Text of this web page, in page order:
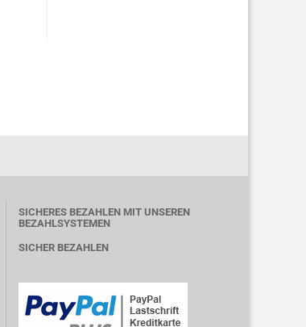
SICHERES BEZAHLEN MIT UNSEREN
BEZAHLSYSTEMEN
SICHER BEZAHLEN